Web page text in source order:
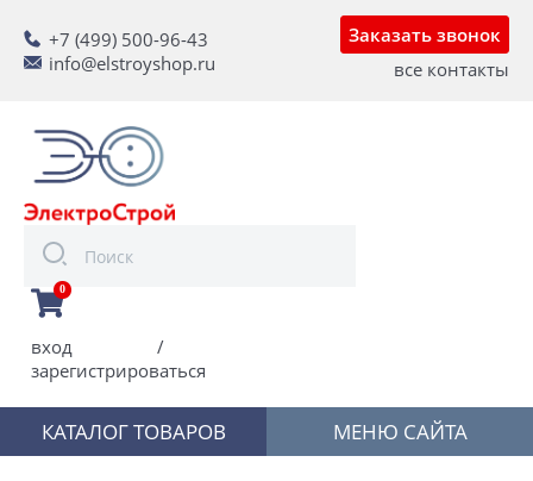
+7 (499) 500-96-43
info@elstroyshop.ru
Заказать звонок
все контакты
0
вход
/
зарегистрироваться
КАТАЛОГ ТОВАРОВ МЕНЮ САЙТА